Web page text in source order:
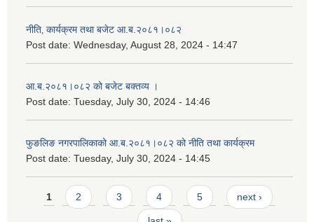
नीति‚ कार्यक्रम तथा बजेट आ.ब.२०८१।०८२
Post date: Wednesday, August 28, 2024 - 14:47
आ.ब.२०८१।०८२ को बजेट बक्तव्य ।
Post date: Tuesday, July 30, 2024 - 14:46
फुङलिङ नगरपालिकाको आ.ब.२०८१।०८२ को नीति तथा कार्यक्रम
Post date: Tuesday, July 30, 2024 - 14:45
Pages
1 2 3 4 5 next ›